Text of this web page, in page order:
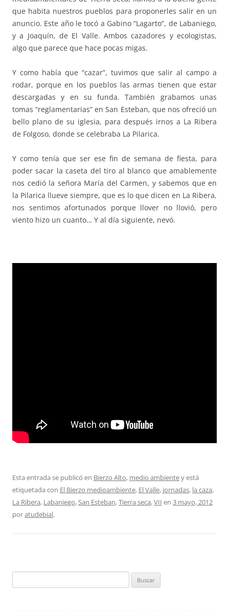
que habita nuestros pueblos para proponerles salir en un
anuncio. Este año le tocó a Gabino “Lagarto”, de Labaniego,
y a Joaquín, de El Valle. Ambos cazadores y ecologistas,
algo que parece que hace pocas migas.
Y como había que “cazar”, tuvimos que salir al campo a
rodar, porque en los pueblos las armas tienen que estar
descargadas y en su funda. También grabamos unas
tomas “reglamentarias” en San Esteban, que nos ofreció un
bello plano de su iglesia, para después irnos a La Ribera
de Folgoso, donde se celebraba La Pilarica.
Y como tenía que ser ese fin de semana de fiesta, para
poder sacar la caseta del tiro al blanco que amablemente
nos cedió la señora María del Carmen, y sabemos que en
la Pilarica llueve siempre, que es lo que dicen en La Ribera,
nos sentimos afortunados porque llover no llovió, pero
viento hizo un cuanto… Y al día siguiente, nevó.
Esta entrada se publicó en Bierzo Alto, medio ambientey está
etiquetada con El Bierzo medioambiente, El Valle, jornadas, la caza,
La Ribera, Labaniego,San Esteban,Tierra seca,VII en 3 mayo, 2012
poratudebial.